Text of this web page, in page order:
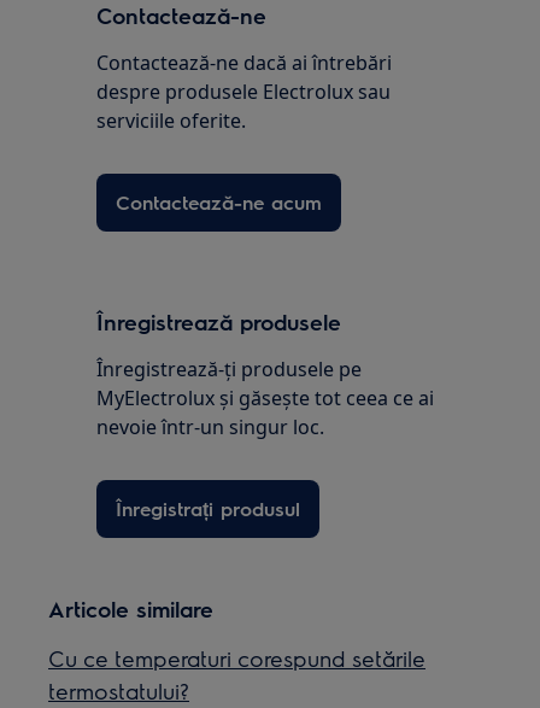
Contactează-ne
Contactează-ne dacă ai întrebări
despre produsele Electrolux sau
serviciile oferite.
Contactează-ne acum
Înregistrează produsele
Înregistrează-ți produsele pe
MyElectrolux și găsește tot ceea ce ai
nevoie într-un singur loc.
Înregistrați produsul
Articole similare
Cu ce temperaturi corespund setările
termostatului?